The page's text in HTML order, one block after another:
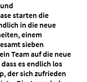
starten die
in die neue
einem
sieben
Team auf die neue
es endlich los
der sich zufrieden